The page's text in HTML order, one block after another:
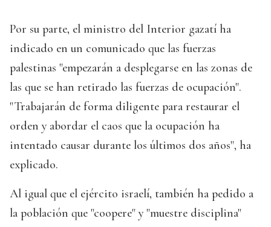
Por su parte, el ministro del Interior gazatí ha
indicado en un comunicado que las fuerzas
palestinas "empezarán a desplegarse en las zonas de
las que se han retirado las fuerzas de ocupación".
"Trabajarán de forma diligente para restaurar el
orden y abordar el caos que la ocupación ha
intentado causar durante los últimos dos años", ha
explicado.
Al igual que el ejército israelí, también ha pedido a
la población que "coopere" y "muestre disciplina"